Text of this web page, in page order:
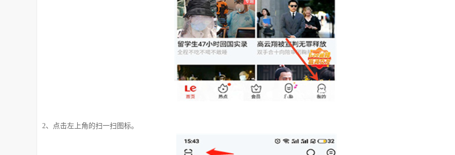
2、点击左上角的扫一扫图标。